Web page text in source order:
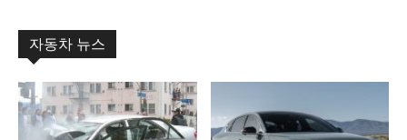
자동차 뉴스